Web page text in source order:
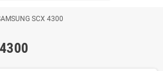
SCX 4300